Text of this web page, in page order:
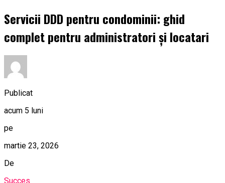
Servicii DDD pentru condominii: ghid
complet pentru administratori și locatari
Publicat
acum 5 luni
pe
martie 23, 2026
De
Succes